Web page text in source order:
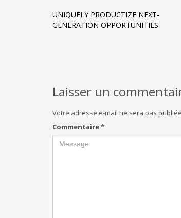
UNIQUELY PRODUCTIZE NEXT-
GENERATION OPPORTUNITIES
Laisser un
Votre adresse e-mail ne sera pas
Commentaire*